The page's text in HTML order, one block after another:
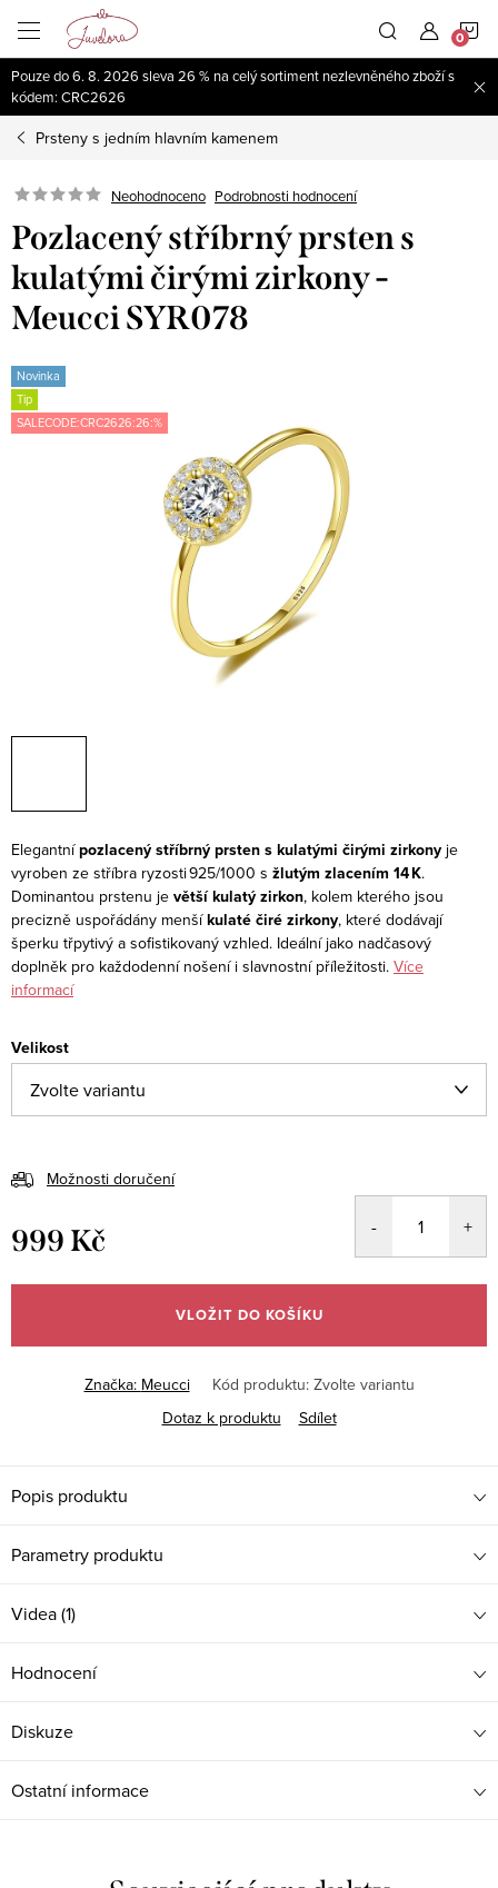
obsah
Pouze do 6. 8. 2026 sleva 26 % na celý sortiment nezlevněného zboží s
kódem: CRC2626
Prsteny s jedním hlavním kamenem
Neohodnoceno Podrobnosti hodnocení
Pozlacený stříbrný prsten s
kulatými čirými zirkony -
Meucci SYR078
Novinka
Tip
SALECODE:CRC2626:26:%
Elegantnípozlacený stříbrný prsten s kulatými čirými zirkony je
vyroben ze stříbra ryzosti 925/1000 s žlutým zlacením 14 K.
Dominantou prstenu je větší kulatý zirkon, kolem kterého jsou
precizně uspořádány menšíkulaté čiré zirkony, které dodávají
šperku třpytivý a sofistikovaný vzhled. Ideální jako nadčasový
doplněk pro každodenní nošení i slavnostní příležitosti. Více
informací
Velikost
Možnosti doručení
999 Kč
cena:
VLOŽIT DO KOŠÍKU
Značka: Meucci Kód produktu: Zvolte variantu
Dotaz k produktu
Sdílet
Popis produktu
Parametry produktu
Videa (1)
Hodnocení
Diskuze
Ostatní informace